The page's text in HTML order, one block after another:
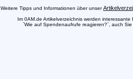
Weitere Tipps und Informationen über unser
Im 0AM.de Artikelverzeichnis werden
`Wie auf Spendenaufrufe reagieren?`, auch